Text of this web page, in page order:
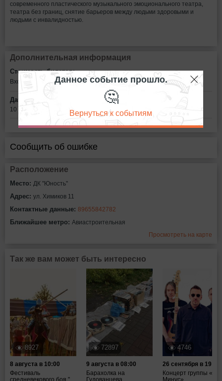
современного пластического музыкального эмоционального театра,
театра без границ, снятие барьеров между людьми здоровыми и
людьми с инвалидностью.
Дополнительная информация
Стоимость билетов:
Вход свободный
Дата:
10 декабря в 14:00
Сообщить об ошибке
Расположение
Место: ДК "Юность"
Адрес: ул. Химиков 11
Контактные данные: 89655842782
Ближайшее метро: Авиастроительная
Просмотреть на карте
Так же вам может быть интересно
8927
8 августа в 10:00
Фестиваль
средневекового боя "...
72897
9 августа в 08:00
Барахолка на
Гудованцева
4746
26 сентября в 19:00
Концерт группы
Минус»
Данное событие прошло.
🤔
Вернуться к событиям